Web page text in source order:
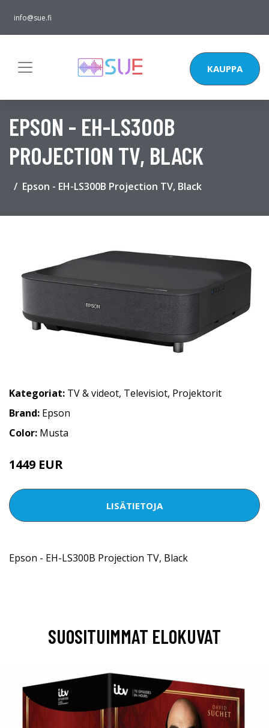
info@sue.fi
KAUPPA
EPSON - EH-LS300B
PROJECTION TV, BLACK
Epson - EH-LS300B Projection TV, Black
Kategoriat: TV & videot, Televisiot, Projektorit
Brand: Epson
Color: Musta
1449 EUR
LISÄTIETOJA
Epson - EH-LS300B Projection TV, Black
SUOSITUIMMAT ELOKUVAT